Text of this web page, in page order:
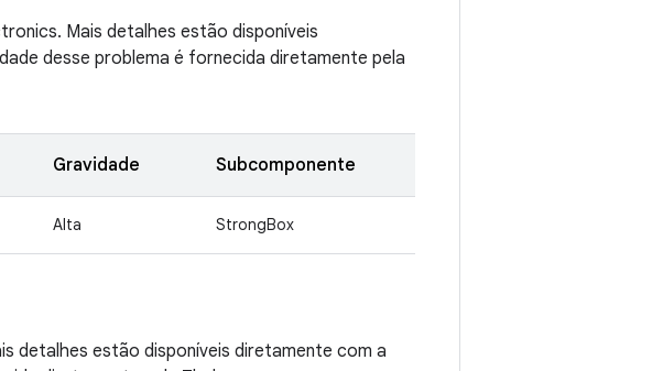
Mais detalhes estão disponíveis
desse problema é fornecida diretamente pela
Gravidade Subcomponente
Alta StrongBox
detalhes estão disponíveis diretamente com a